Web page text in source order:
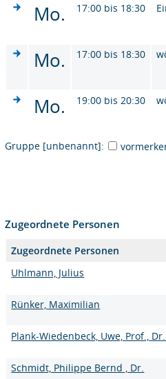
Mo. 17:00 bis 18:30
Mo. 17:00 bis 18:30
Mo. 19:00 bis 20:30
Gruppe [unbenannt]:
Zugeordnete Personen
Zugeordnete Personen
Uhlmann, Julius
Rünker, Maximilian
Plank-Wiedenbeck, Uwe, Prof.,
Schmidt, Philippe Bernd , Dr.